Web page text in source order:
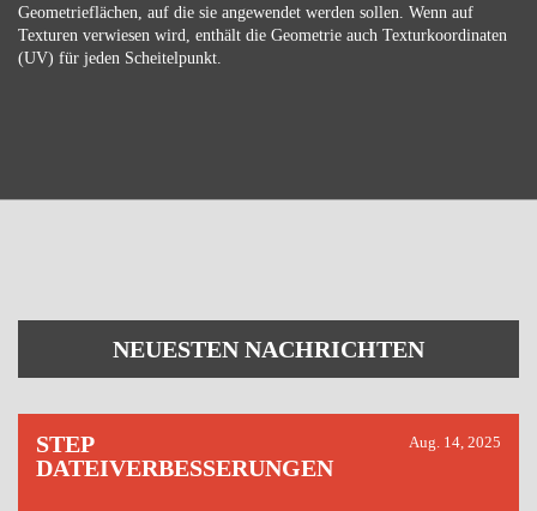
Geometrieflächen, auf die sie angewendet werden sollen. Wenn auf
Texturen verwiesen wird, enthält die Geometrie auch Texturkoordinaten
(UV) für jeden Scheitelpunkt.
NEUESTEN NACHRICHTEN
STEP
DATEIVERBESSERUNGEN
Aug. 14, 2025